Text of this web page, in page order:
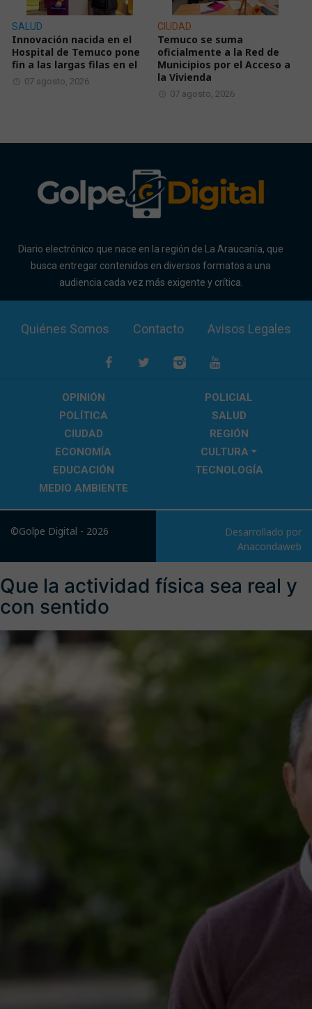
SALUD
Innovación nacida en el
Hospital de Temuco pone
fin a las largas filas en el
07 agosto, 2026
CIUDAD
Temuco se suma
oficialmente a la Red de
Municipios por el Acceso a
la Vivienda
07 agosto, 2026
Diario electrónico que nace en la región de La Araucanía, que
busca entregar contenidos en diversos formatos a una
audiencia cada vez más exigente y crítica.
Quiénes Somos Contacto Avisos Legales
OPINIÓN
POLICIAL
POLÍTICA
SALUD
CIUDAD
REGIÓN
ECONOMÍA
CULTURA
EDUCACIÓN
TECNOLOGÍA
MEDIO AMBIENTE
©Golpe Digital - 2026
Desarrollado por
Anacondaweb
Que la actividad física sea real y
con sentido